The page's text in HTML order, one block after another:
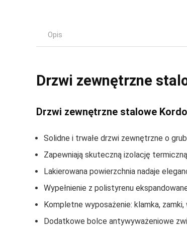
Opis
Drzwi zewnętrzne
Drzwi zewnętrzne stalowe
Solidne i trwałe drzwi zewnętrzne o
Zapewniają skuteczną izolację
Lakierowana powierzchnia nadaje
Wypełnienie z polistyrenu
Kompletne wyposażenie: klamka, zamki,
Dodatkowe bolce antywyważeniowe